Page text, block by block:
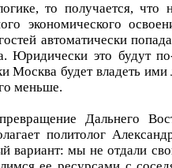
то получается,
экономического
автоматически
Юридически это будут
Москва будет владеть
меньше.
Дальнего
политолог
вариант: мы не отдали